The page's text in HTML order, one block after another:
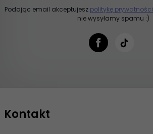
Podając email akceptujesz politykę prywatności
nie wysyłamy spamu :)
Kontakt